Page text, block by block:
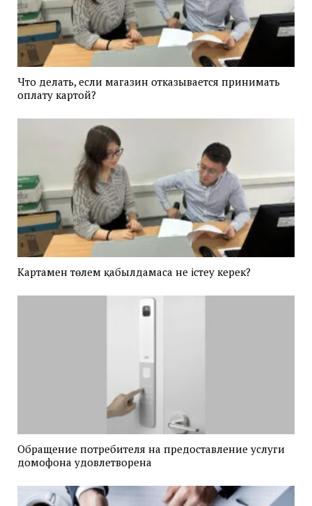
Что делать, если магазин отказывается принимать
оплату картой?
Картамен төлем қабылдамаса не істеу керек?
Обращение потребителя на предоставление услуги
домофона удовлетворена